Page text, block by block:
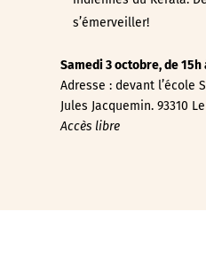
s’émerveiller!
Samedi 3 octobre, de 15h
Adresse : devant l’école
Jules Jacquemin. 93310
Accès libre